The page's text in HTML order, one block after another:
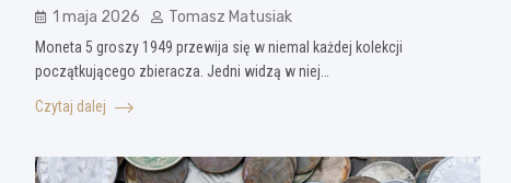
1 maja 2026 Tomasz Matusiak
Moneta 5 groszy 1949 przewija się w niemal każdej kolekcji
początkującego zbieracza. Jedni widzą w niej…
Czytaj dalej